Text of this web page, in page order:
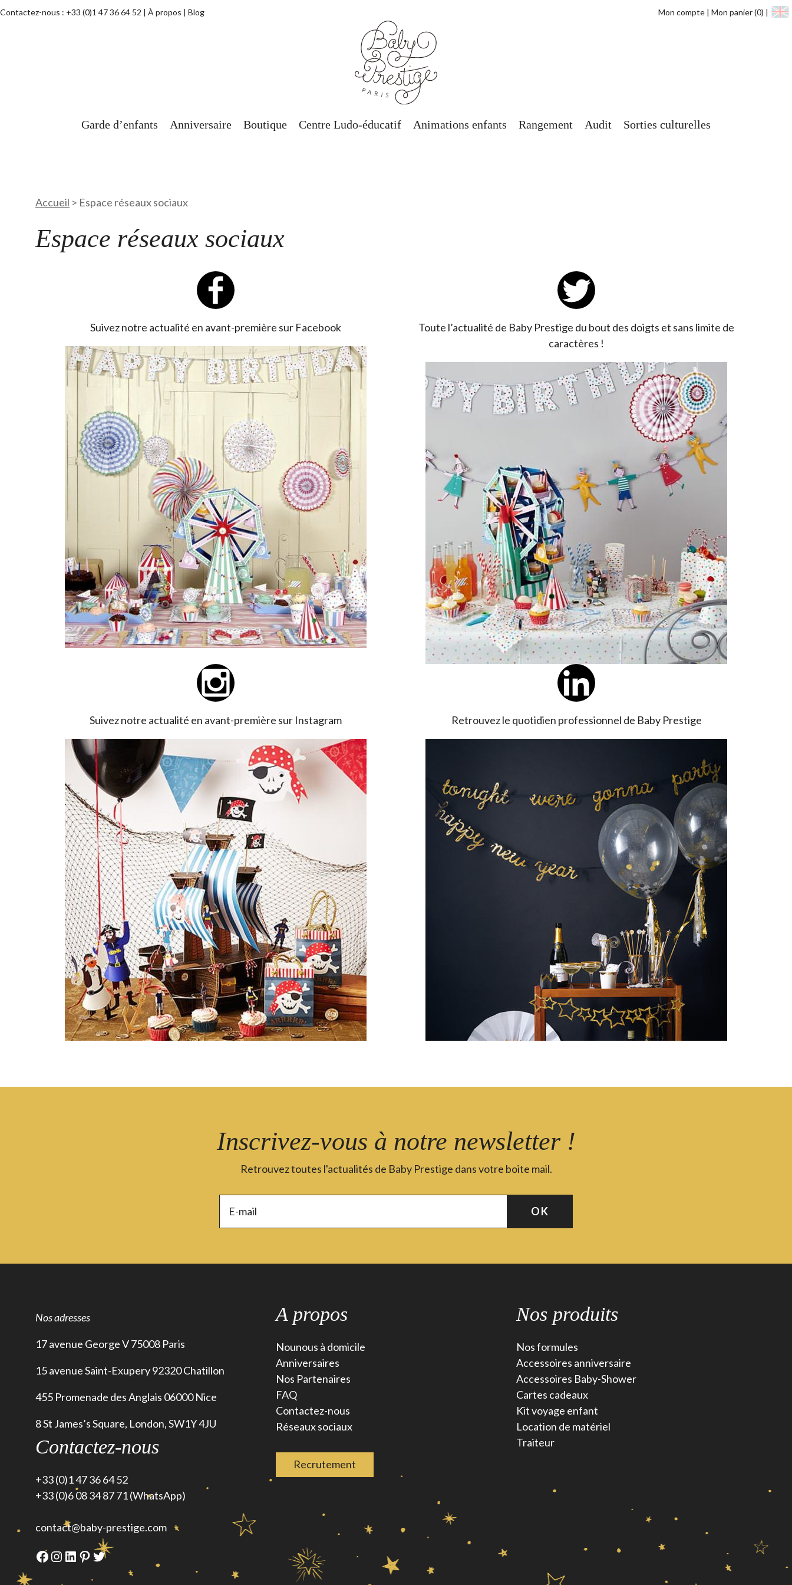
Contactez-nous : +33 (0)1 47 36 64 52 À propos Blog Mon compte Mon panier(0)
Garde d’enfants Anniversaire Boutique Centre Ludo-éducatif Animations enfants Rangement Audit Sorties culturelles
Accueil > Espace réseaux sociaux
Espace réseaux sociaux
Suivez notre actualité en avant-première sur Facebook
Toute l’actualité de Baby Prestige du bout des doigts et sans limite de
caractères !
Suivez notre actualité en avant-première sur Instagram Retrouvez le quotidien professionnel de Baby Prestige
Inscrivez-vous à notre newsletter !
Retrouvez toutes l'actualités de Baby Prestige dans votre boite mail.
Nos adresses
17 avenue George V 75008 Paris
15 avenue Saint-Exupery 92320 Chatillon
455 Promenade des Anglais 06000 Nice
8 St James’s Square, London, SW1Y 4JU
Contactez-nous
+33 (0)1 47 36 64 52
+33 (0)6 08 34 87 71 (WhatsApp)
contact@baby-prestige.com
Facebook
Instagram
LinkedIn
Pinterest
Twitter
A propos
Nounous à domicile
Anniversaires
Nos Partenaires
FAQ
Contactez-nous
Réseaux sociaux
Recrutement
Nos produits
Nos formules
Accessoires anniversaire
Accessoires Baby-Shower
Cartes cadeaux
Kit voyage enfant
Location de matériel
Traiteur